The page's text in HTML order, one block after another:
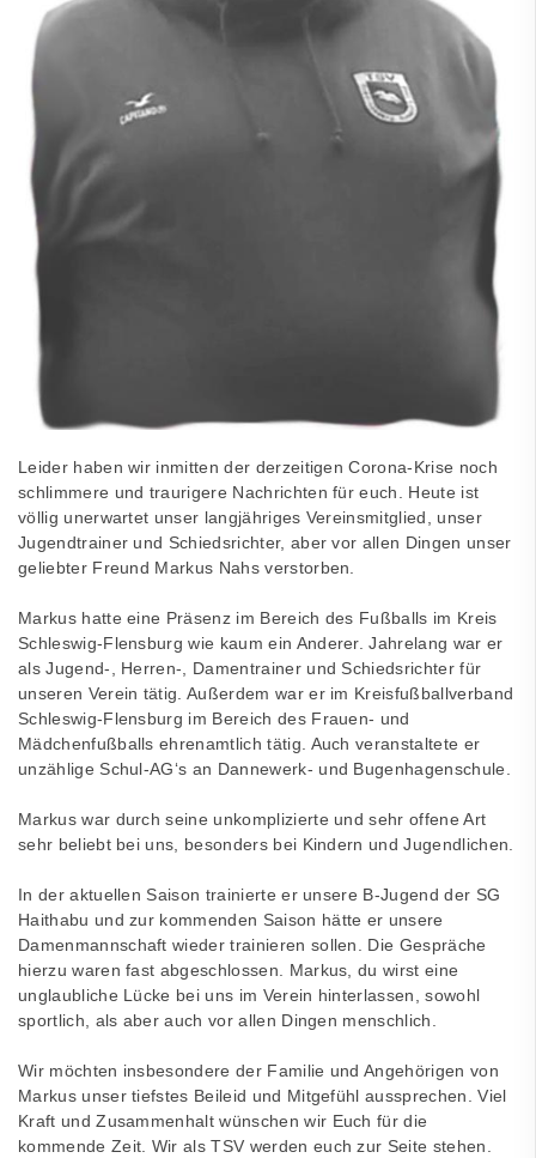
Leider haben wir inmitten der derzeitigen Corona-Krise noch
schlimmere und traurigere Nachrichten für euch. Heute ist
völlig unerwartet unser langjähriges Vereinsmitglied, unser
Jugendtrainer und Schiedsrichter, aber vor allen Dingen unser
geliebter Freund Markus Nahs verstorben.
Markus hatte eine Präsenz im Bereich des Fußballs im Kreis
Schleswig-Flensburg wie kaum ein Anderer. Jahrelang war er
als Jugend-, Herren-, Damentrainer und Schiedsrichter für
unseren Verein tätig. Außerdem war er im Kreisfußballverband
Schleswig-Flensburg im Bereich des Frauen- und
Mädchenfußballs ehrenamtlich tätig. Auch veranstaltete er
unzählige Schul-AG‘s an Dannewerk- und Bugenhagenschule.
Markus war durch seine unkomplizierte und sehr offene Art
sehr beliebt bei uns, besonders bei Kindern und Jugendlichen.
In der aktuellen Saison trainierte er unsere B-Jugend der SG
Haithabu und zur kommenden Saison hätte er unsere
Damenmannschaft wieder trainieren sollen. Die Gespräche
hierzu waren fast abgeschlossen. Markus, du wirst eine
unglaubliche Lücke bei uns im Verein hinterlassen, sowohl
sportlich, als aber auch vor allen Dingen menschlich.
Wir möchten insbesondere der Familie und Angehörigen von
Markus unser tiefstes Beileid und Mitgefühl aussprechen. Viel
Kraft und Zusammenhalt wünschen wir Euch für die
kommende Zeit. Wir als TSV werden euch zur Seite stehen.